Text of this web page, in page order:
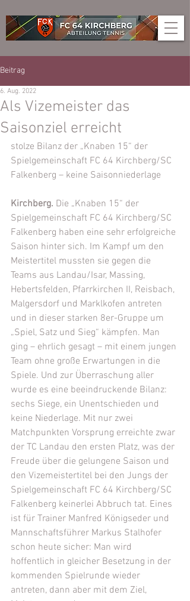
Beitrag
Als Vizemeister das
Saisonziel erreicht
6. Aug. 2022
stolze Bilanz der „Knaben 15“ der
Spielgemeinschaft FC 64 Kirchberg/SC
Falkenberg – keine Saisonniederlage
Kirchberg. Die „Knaben 15“ der
Spielgemeinschaft FC 64 Kirchberg/SC
Falkenberg haben eine sehr erfolgreiche
Saison hinter sich. Im Kampf um den
Meistertitel mussten sie gegen die
Teams aus Landau/Isar, Massing,
Hebertsfelden, Pfarrkirchen II, Reisbach,
Malgersdorf und Marklkofen antreten
und in dieser starken 8er-Gruppe um
„Spiel, Satz und Sieg“ kämpfen. Man
ging – ehrlich gesagt – mit einem jungen
Team ohne große Erwartungen in die
Spiele. Und zur Überraschung aller
wurde es eine beeindruckende Bilanz:
sechs Siege, ein Unentschieden und
keine Niederlage. Mit nur zwei
Matchpunkten Vorsprung erreichte zwar
der TC Landau den ersten Platz, was der
Freude über die gelungene Saison und
den Vizemeistertitel bei den Jungs der
Spielgemeinschaft FC 64 Kirchberg/SC
Falkenberg keinerlei Abbruch tat. Eines
ist für Trainer Manfred Königseder und
Mannschaftsführer Markus Stalhofer
schon heute sicher: Man wird
hoffentlich in gleicher Besetzung in der
kommenden Spielrunde wieder
antreten, dann aber mit dem Ziel,